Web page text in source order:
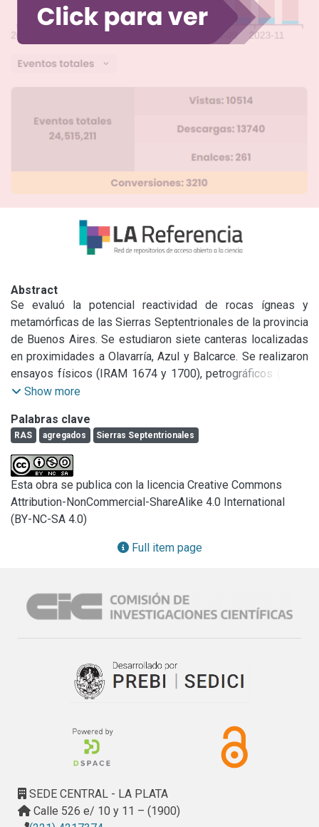
Abstract
Se evaluó la potencial reactividad de rocas ígneas y
metamórficas de las Sierras Septentrionales de la provincia
de Buenos Aires. Se estudiaron siete canteras localizadas
en proximidades a Olavarría, Azul y Balcarce. Se realizaron
ensayos físicos (IRAM 1674 y 1700), petrográficos (IRAM
1649) según requerimientos de la normativa IRAM 1531 y
desencadenar la reacción álcali-sílice (RAS), debido a la
presencia de cuarzo microcristalino, fuertemente
tensionado y/o microfracturado. Se utilizó el método de
conteo de puntos propuesto por RILEM para evaluar el
contenido de cuarzo sobre secciones delgadas y se
comparó con resultados previos obtenidos a partir de
análisis modales. Ambos métodos arrojaron resultados
similares. De los agregados estudiados, solo uno fue
(más de 5% de cuarzo microcristalino y 0,156% de
expansión, respectivamente) aunque todos califican como
Show more
Palabras clave
RAS agregados Sierras Septentrionales
Esta obra se publica con la licencia Creative Commons
Attribution-NonCommercial-ShareAlike 4.0 International
(BY-NC-SA 4.0)
Full item page
SEDE CENTRAL - LA PLATA
Calle 526 e/ 10 y 11 – (1900)